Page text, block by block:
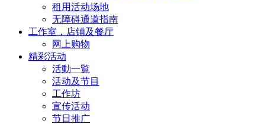
租用活动场地
无障碍通道指南
工作室，店铺及餐厅
网上购物
精彩活动
活動一覧
活动及节目
工作坊
宣传活动
节日推广